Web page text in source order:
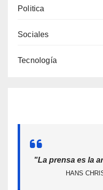
Politica
Sociales
Tecnología
"La prensa es la
HANS